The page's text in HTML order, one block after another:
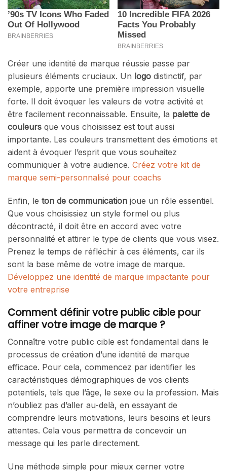
Créer une identité de marque réussie passe par
plusieurs éléments cruciaux. Un logo distinctif, par
exemple, apporte une première impression visuelle
forte. Il doit évoquer les valeurs de votre activité et
être facilement reconnaissable. Ensuite, la palette de
couleurs que vous choisissez est tout aussi
importante. Les couleurs transmettent des émotions et
aident à évoquer l’esprit que vous souhaitez
communiquer à votre audience. Créez votre kit de
marque semi-personnalisé pour coachs
Enfin, le ton de communication joue un rôle essentiel.
Que vous choisissiez un style formel ou plus
décontracté, il doit être en accord avec votre
personnalité et attirer le type de clients que vous visez.
Prenez le temps de réfléchir à ces éléments, car ils
sont la base même de votre image de marque.
Développez une identité de marque impactante pour
votre entreprise
Comment définir votre public cible pour
affiner votre image de marque ?
Connaître votre public cible est fondamental dans le
processus de création d’une identité de marque
efficace. Pour cela, commencez par identifier les
caractéristiques démographiques de vos clients
potentiels, tels que l’âge, le sexe ou la profession. Mais
n’oubliez pas d’aller au-delà, en essayant de
comprendre leurs motivations, leurs besoins et leurs
attentes. Cela vous permettra de concevoir un
message qui les parle directement.
Une méthode simple pour mieux cerner votre